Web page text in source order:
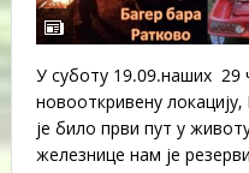
У суботу 19.09.наших 29
новооткривену
је било први пут у
железнице нам је